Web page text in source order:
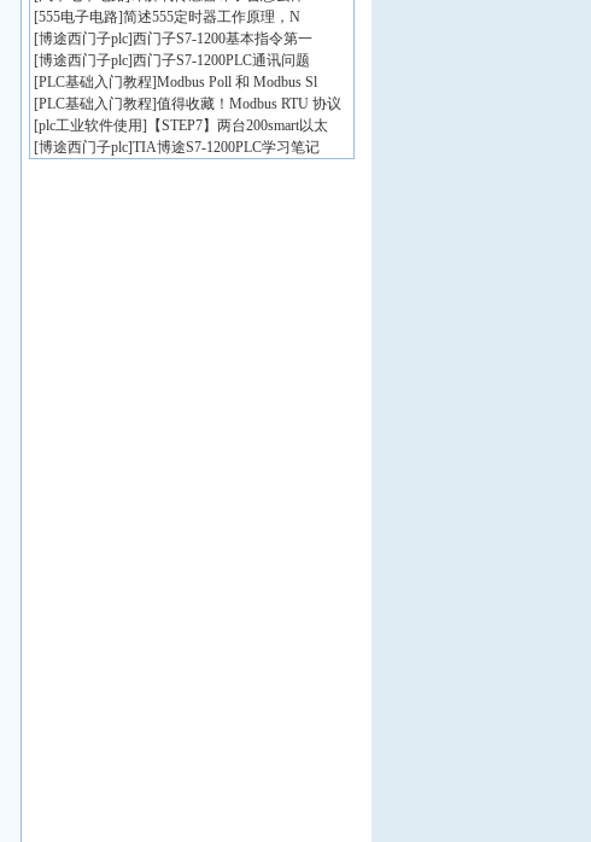
[555电子电路]简述555定时器工作原理，N
[博途西门子plc]西门子S7-1200基本指令第一
[博途西门子plc]西门子S7-1200PLC通讯问题
[PLC基础入门教程]Modbus Poll 和 Modbus Sl
[PLC基础入门教程]值得收藏！Modbus RTU 协议
[plc工业软件使用] 【STEP7】两台200smart以太
[博途西门子plc]TIA博途S7-1200PLC学习笔记